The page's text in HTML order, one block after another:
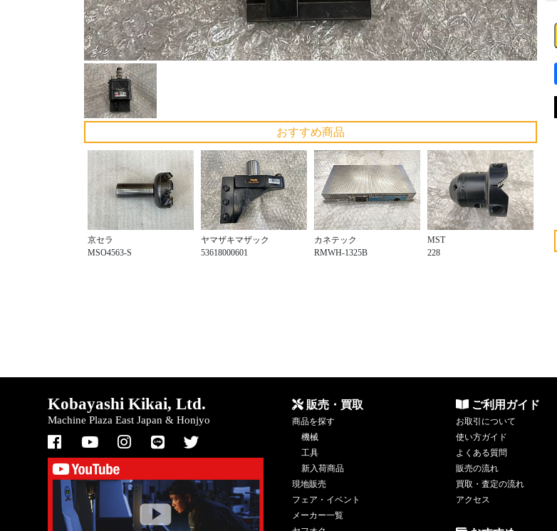
おすすめ商品
京セラ
MSO4563-S
ヤマザキマザック
53618000601
カネテック
RMWH-1325B
MST
228
Kobayashi Kikai, Ltd.
Machine Plaza East Japan & Honjyo
販売・買取
商品を探す
機械
工具
新入荷商品
現地販売
フェア・イベント
メーカー一覧
ご利用ガイド
お取引について
使い方ガイド
よくある質問
販売の流れ
買取・査定の流れ
アクセス